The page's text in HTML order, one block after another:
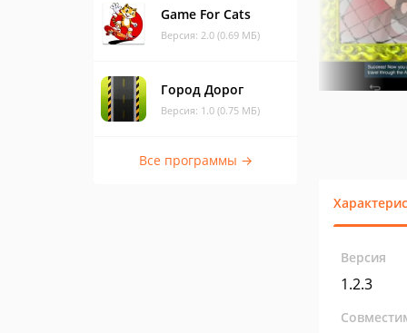
Game For Cats
Версия: 2.0 (0.69 МБ)
Город Дорог
Версия: 1.0 (0.75 МБ)
Все программы →
Версия
1.2.3